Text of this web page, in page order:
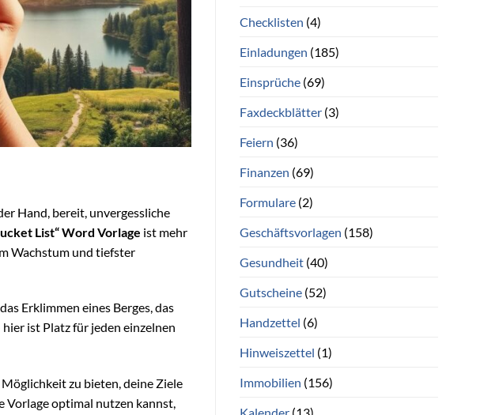
Hand, bereit, unvergessliche
List“ Word Vorlage ist mehr
Wachstum und tiefster
Erklimmen eines Berges, das
ist Platz für jeden einzelnen
zu bieten, deine Ziele
Vorlage optimal nutzen kannst,
Checklisten (4)
Einladungen (185)
Einsprüche(69)
Faxdeckblätter(3)
Feiern (36)
Finanzen (69)
Formulare(2)
Geschäftsvorlagen (158)
Gesundheit(40)
Gutscheine(52)
Handzettel (6)
Hinweiszettel (1)
Immobilien (156)
Kalender(13)